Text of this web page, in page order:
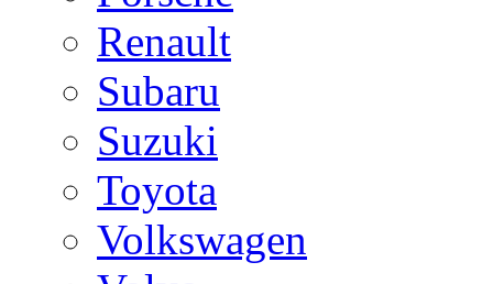
Renault
Subaru
Suzuki
Toyota
Volkswagen